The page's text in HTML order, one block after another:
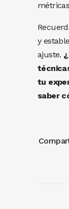
y
ajuste.
tu
saber